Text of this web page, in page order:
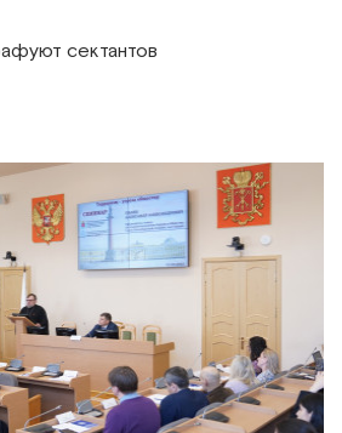
сектантов